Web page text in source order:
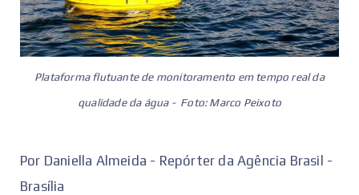
Plataforma flutuante de monitoramento em tempo real da
qualidade da água - Foto: Marco Peixoto
Por Daniella Almeida - Repórter da Agência Brasil -
Brasília